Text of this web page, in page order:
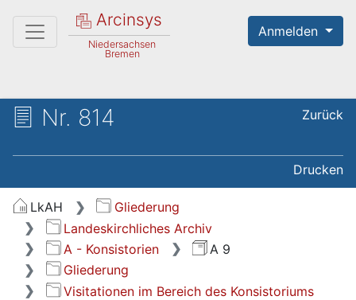
Arcinsys
Niedersachsen
Bremen
Anmelden
Nr. 814 Zurück
Drucken
LkAH
Gliederung
Landeskirchliches Archiv
A - Konsistorien
A 9
Gliederung
Visitationen im Bereich des Konsistoriums